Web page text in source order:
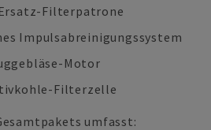
Filterpatrone
Impulsabreinigungssystem
Motor
Filterzelle
umfasst: